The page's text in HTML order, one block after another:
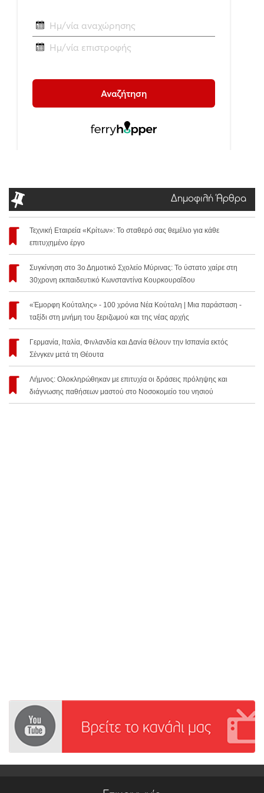
Δημοφιλή Άρθρα
Τεχνική Εταιρεία «Κρίτων»: Το σταθερό σας θεμέλιο για κάθε
επιτυχημένο έργο
Συγκίνηση στο 3ο Δημοτικό Σχολείο Μύρινας: Το ύστατο χαίρε στη
30χρονη εκπαιδευτικό Κωνσταντίνα Κουρκουραΐδου
«Έμορφη Κούταλης» - 100 χρόνια Νέα Κούταλη | Μια παράσταση -
ταξίδι στη μνήμη του ξεριζωμού και της νέας αρχής
Γερμανία, Ιταλία, Φινλανδία και Δανία θέλουν την Ισπανία εκτός
Σένγκεν μετά τη Θέουτα
Λήμνος: Ολοκληρώθηκαν με επιτυχία οι δράσεις πρόληψης και
διάγνωσης παθήσεων μαστού στο Νοσοκομείο του νησιού